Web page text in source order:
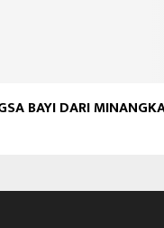
BAYI DARI